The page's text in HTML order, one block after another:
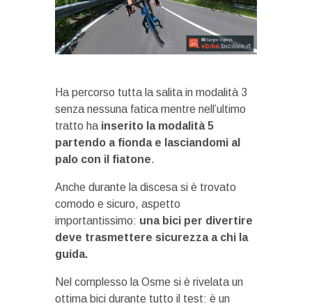
Ha percorso tutta la salita in modalità 3
senza nessuna fatica mentre nell’ultimo
tratto ha inserito la modalità 5
partendo a fionda e lasciandomi al
palo con il fiatone.
Anche durante la discesa si è trovato
comodo e sicuro, aspetto
importantissimo: una bici per divertire
deve trasmettere sicurezza a chi la
guida.
Nel complesso la Osme si è rivelata un
ottima bici durante tutto il test: è un